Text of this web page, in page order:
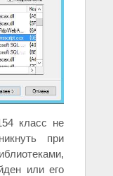
класс не
при
или его